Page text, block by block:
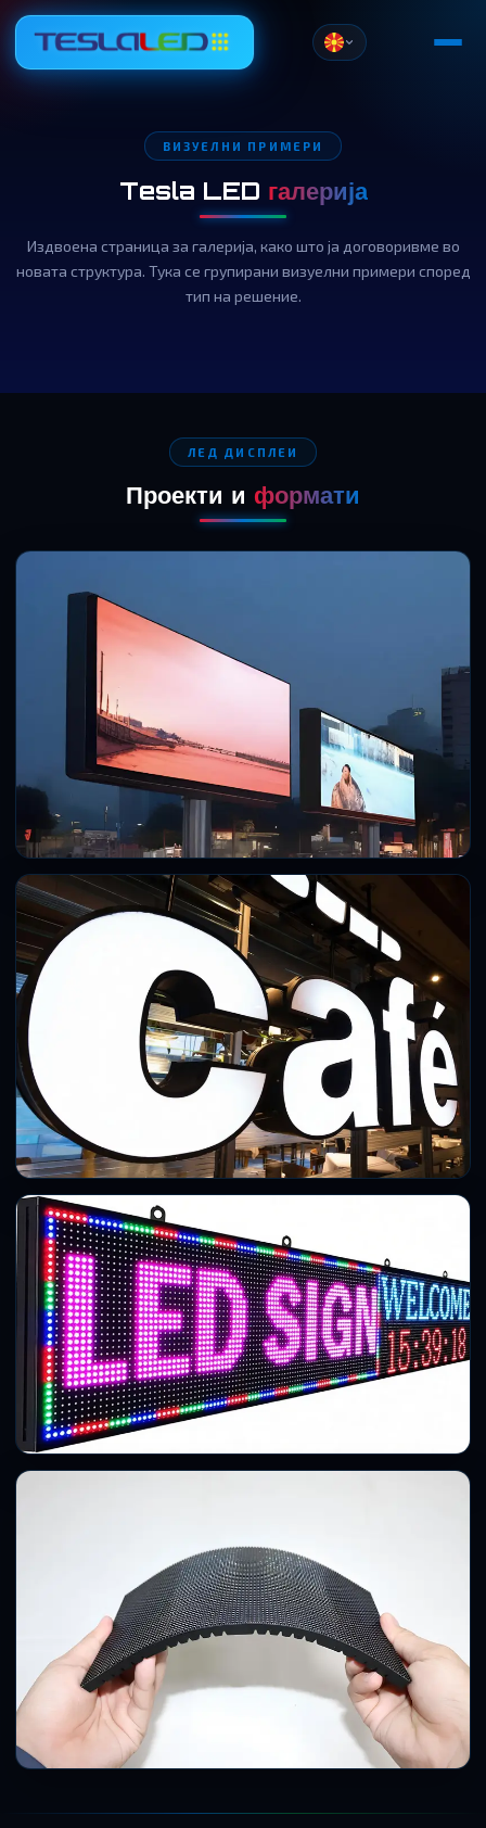
ВИЗУЕЛНИ ПРИМЕРИ
Tesla LED галерија
Издвоена страница за галерија, како што ја договоривме во
новата структура. Тука се групирани визуелни примери според
тип на решение.
ЛЕД ДИСПЛЕИ
Проекти и формати